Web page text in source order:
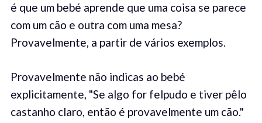
é que um bebé aprende que uma coisa se parece
com um cão e outra com uma mesa?
Provavelmente, a partir de vários exemplos.
Provavelmente não indicas ao bebé
explicitamente, "Se algo for felpudo e tiver pêlo
castanho claro, então é provavelmente um cão."